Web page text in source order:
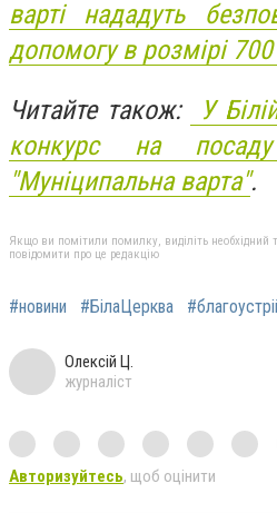
варті нададуть
допомогу в розмірі
Читайте також:
У
конкурс на
"Муніципальна варта".
Якщо ви помітили помилку, виділіть необхідний
повідомити про це редакцію
#новини #БілаЦерква
Олексій Ц.
журналіст
Авторизуйтесь, щоб оцінити